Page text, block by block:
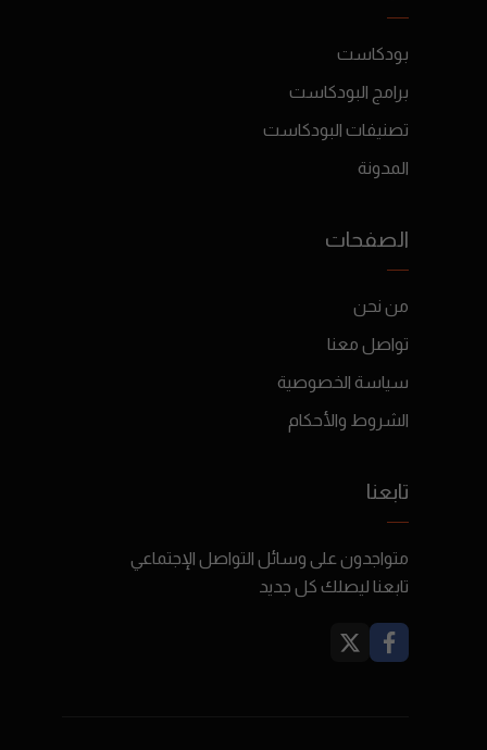
بودكاست
برامج البودكاست
تصنيفات البودكاست
المدونة
الصفحات
من نحن
تواصل معنا
سياسة الخصوصية
الشروط والأحكام
تابعنا
متواجدون على وسائل التواصل الإجتماعي
تابعنا ليصلك كل جديد